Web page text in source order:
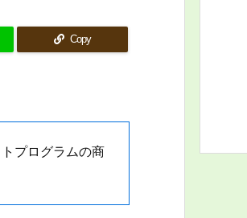
Copy
プログラムの商